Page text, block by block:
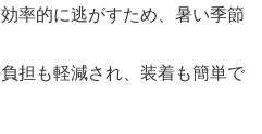
率的に逃がすため、暑い季節
担も軽減され、装着も簡単で